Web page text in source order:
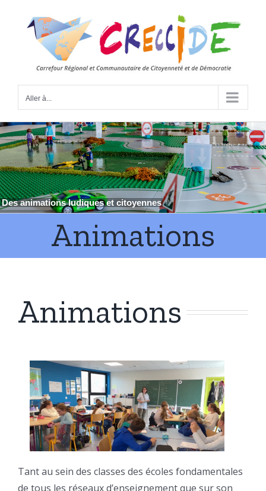
Aller à...
Animations
Animations
Tant au sein des classes des écoles fondamentales
de tous les réseaux d’enseignement que sur son